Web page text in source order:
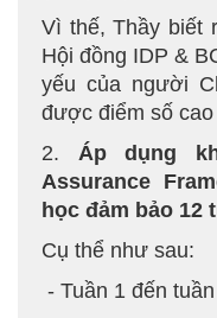
Vì thế, Thầy biết
Hội đồng IDP &
yếu của người
được điểm số cao
2. Áp dụng
Assurance
học đảm bảo 12
Cụ thể như sau:
- Tuần 1 đến